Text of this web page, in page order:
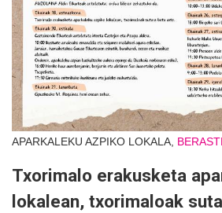
APARKALEKU AZPIKO LOKALA,
Txorimalo erakusketa
lokalean, txorimaloak